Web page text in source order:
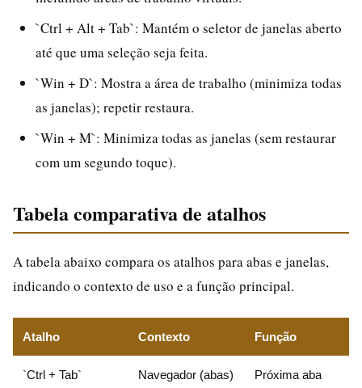
`Ctrl + Alt + Tab`: Mantém o seletor de janelas aberto
até que uma seleção seja feita.
`Win + D`: Mostra a área de trabalho (minimiza todas
as janelas); repetir restaura.
`Win + M`: Minimiza todas as janelas (sem restaurar
com um segundo toque).
Tabela comparativa de atalhos
A tabela abaixo compara os atalhos para abas e janelas,
indicando o contexto de uso e a função principal.
Atalho Contexto Função
`Ctrl + Tab` Navegador (abas) Próxima aba